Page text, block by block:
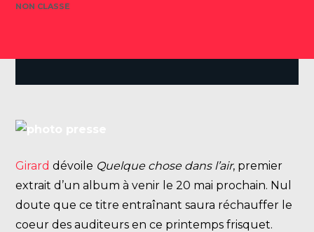
CATÉGORIES
NON CLASSÉ
Girard dévoile Quelque chose dans l’air, premier
extrait d’un album à venir le 20 mai prochain. Nul
doute que ce titre entraînant saura réchauffer le
coeur des auditeurs en ce printemps frisquet.